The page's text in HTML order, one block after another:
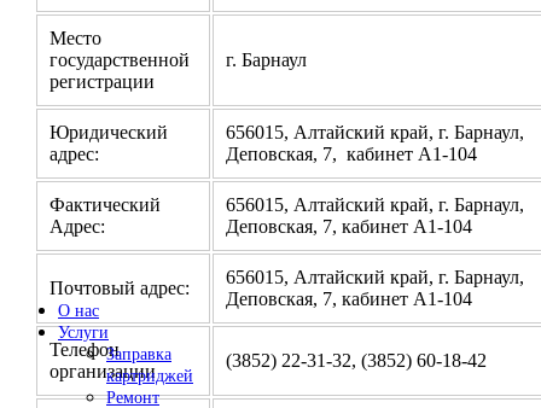
О нас
Услуги
Заправка
картриджей
Ремонт
Место
государственной
регистрации
г. Барнаул
Юридический
адрес:
656015, Алтайский край, г. Барнаул,
Деповская, 7, кабинет А1-104
Фактический
Адрес:
656015, Алтайский край, г. Барнаул,
Деповская, 7, кабинет А1-104
Почтовый адрес:
656015, Алтайский край, г. Барнаул,
Деповская, 7, кабинет А1-104
Телефон
организации
(3852) 22-31-32, (3852) 60-18-42